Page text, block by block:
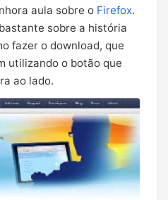
aula sobre o Firefox.
sobre a história
fazer o download, que
utilizando o botão que
ao lado.